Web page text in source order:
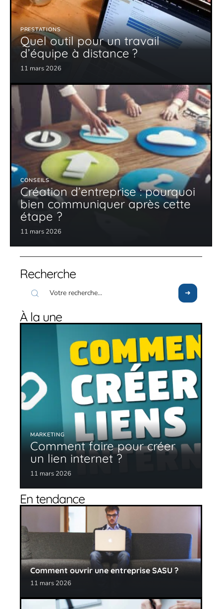
PRESTATIONS
Quel outil pour un travail
d’équipe à distance ?
11 mars 2026
CONSEILS
Création d’entreprise : pourquoi
bien communiquer après cette
étape ?
11 mars 2026
Recherche
À la une
MARKETING
Comment faire pour créer
un lien internet ?
11 mars 2026
En tendance
Comment ouvrir une entreprise SASU ?
11 mars 2026